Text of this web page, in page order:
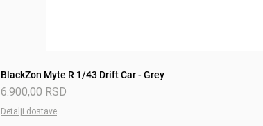
BlackZon Myte R 1/43 Drift Car - Grey
Price
6.900,00 RSD
Detalji dostave